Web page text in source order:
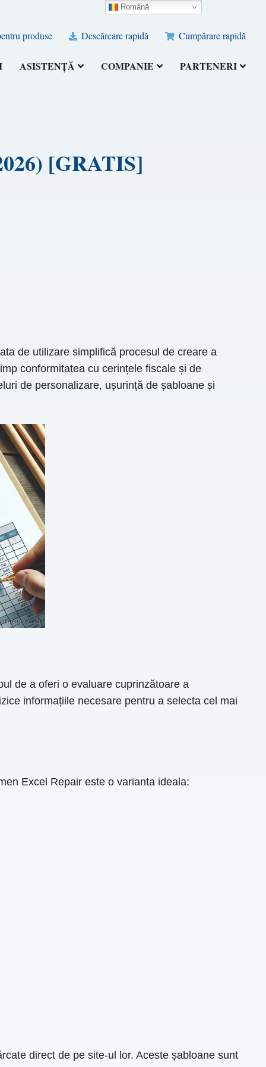
produse Descărcare rapidă Cumpărare rapidă
ASISTENȚĂ COMPANIE PARTENERI
[GRATIS]
de utilizare simplifică procesul de creare a
conformitatea cu cerințele fiscale și de
de personalizare, ușurință de șabloane și
de a oferi o evaluare cuprinzătoare a
informațiile necesare pentru a selecta cel mai
Excel Repair este o varianta ideala:
direct de pe site-ul lor. Aceste șabloane sunt
Română